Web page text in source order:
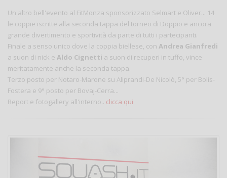
Un altro bell'evento al FitMonza sponsorizzato Selmart e Oliver... 14
le coppie iscritte alla seconda tappa del torneo di Doppio e ancora
grande divertimento e sportività da parte di tutti i partecipanti.
Finale a senso unico dove la coppia biellese, con Andrea Gianfredi
a suon di nick e Aldo Cignetti a suon di recuperi in tuffo, vince
meritatamente anche la seconda tappa.
Terzo posto per Notaro-Marone su Aliprandi-De Nicolò, 5° per Bolis-
Fostera e 9° posto per Bovaj-Cerra...
Report e fotogallery all'interno.. clicca qui